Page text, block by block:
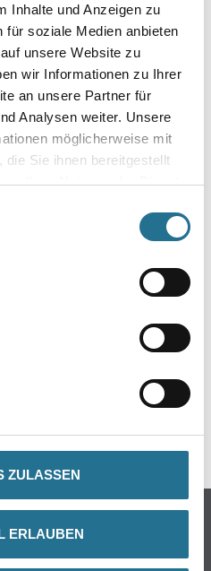
Inhalte und Anzeigen zu
für soziale Medien anbieten
unsere Website zu
wir Informationen zu Ihrer
an unsere Partner für
Analysen weiter. Unsere
möglicherweise mit
Sie ihnen bereitgestellt
Ihrer Nutzung der Dienste
ZULASSEN
ERLAUBEN